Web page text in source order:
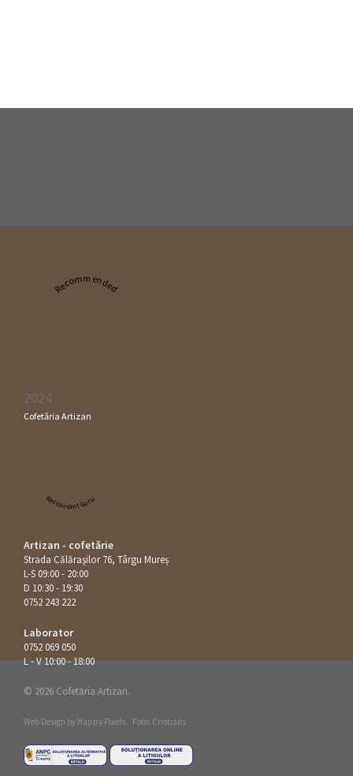
Recommended
2024
Cofetăria Artizan
Restaurant Guru
Artizan - cofetărie
Strada Călăraşilor 76, Târgu Mureș
L-S 09:00 - 20:00
D 10:30 - 19:30
0752 243 222
Laborator
0752 069 050
L - V 10:00 - 18:00
© 2026 Cofetăria Artizan.
Web Design by Happy Pixels. Foto: Cristians